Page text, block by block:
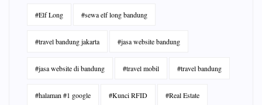
#Elf Long #sewa elf long bandung
#travel bandung jakarta #jasa website bandung
#jasa website di bandung #travel mobil #travel bandung
#halaman #1 google #Kunci RFID #Real Estate